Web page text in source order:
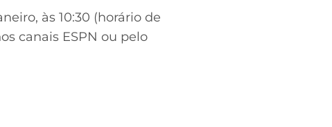
às 10:30 (horário de
canais ESPN ou pelo